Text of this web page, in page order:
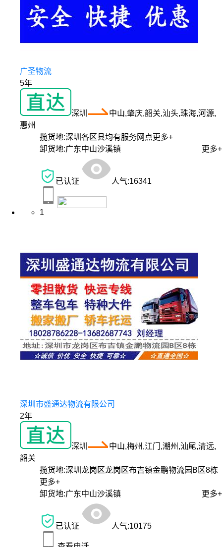
广圣物流
5年
深圳
中山,肇庆,韶关,汕头,珠海,河源,
惠州
揽货地:深圳各区县均有服务网点更多+
卸货地:广东中山沙溪镇 更多+
已认证 人气:16341
1
深圳市盛通达物流有限公司
2年
深圳
中山,梅州,江门,潮州,汕尾,清远,
韶关
揽货地:深圳龙岗区龙岗区布吉镇金鹏物流园B区8栋
更多+
卸货地:广东中山沙溪镇 更多+
已认证 人气:10175